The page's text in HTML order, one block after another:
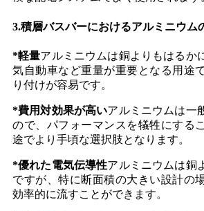
3.積層バスバーにおけるアルミニウム
*軽量アルミニウムは銅よりもはるか
気自動車など重量が重要となる用途
り付けが容易です。
*費用対効果が高いアルミニウムは一
ので、パフォーマンスを犠牲にする
途でより手頃な選択肢となります。
*優れた電気伝導性アルミニウムは銅
ですが、特に断面積の大きい設計の
効率的に流すことができます。